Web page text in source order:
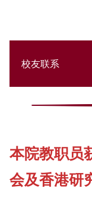
社交媒体专栏
《新亚简讯》
《新亚书院概览
校友联系
College Updates
Cultural Topics
本院教职员
会及香港研